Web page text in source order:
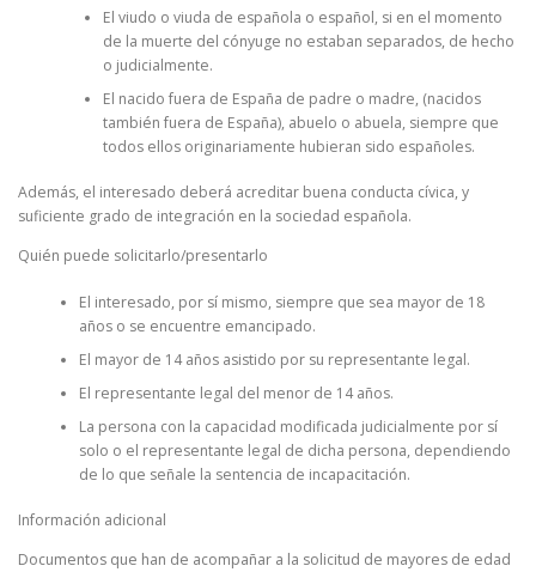
El viudo o viuda de española o español, si en el momento
de la muerte del cónyuge no estaban separados, de hecho
o judicialmente.
El nacido fuera de España de padre o madre, (nacidos
también fuera de España), abuelo o abuela, siempre que
todos ellos originariamente hubieran sido españoles.
Además, el interesado deberá acreditar buena conducta cívica, y
suficiente grado de integración en la sociedad española.
Quién puede solicitarlo/presentarlo
El interesado, por sí mismo, siempre que sea mayor de 18
años o se encuentre emancipado.
El mayor de 14 años asistido por su representante legal.
El representante legal del menor de 14 años.
La persona con la capacidad modificada judicialmente por sí
solo o el representante legal de dicha persona, dependiendo
de lo que señale la sentencia de incapacitación.
Información adicional
Documentos que han de acompañar a la solicitud de mayores de edad